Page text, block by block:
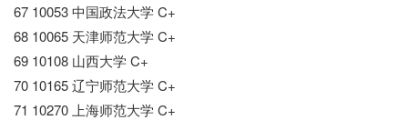
67 10053 中国政法大学 C+
68 10065 天津师范大学 C+
69 10108 山西大学 C+
70 10165 辽宁师范大学 C+
71 10270 上海师范大学 C+